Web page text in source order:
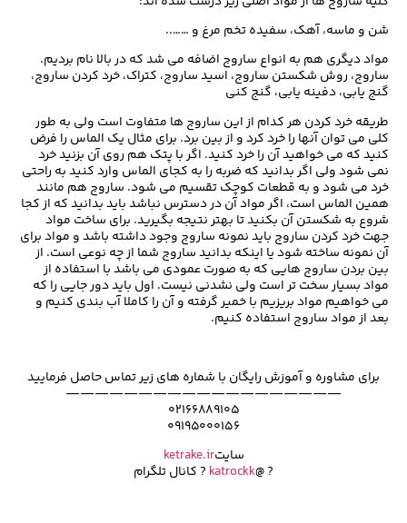
شن و ماسه، آهک، سفیده تخم مرغ و ……..
مواد دیگری هم به انواع ساروج اضافه می شد که در بالا نام بردیم.
ساروج، روش شکستن ساروج، اسید ساروج، کتراک، خرد کردن ساروج،
گنج یابی، دفینه یابی، گنج کنی
طریقه خرد کردن هر کدام از این ساروج ها متفاوت است ولی به طور
کلی می توان آنها را خرد کرد و از بین برد. برای مثال یک الماس را فرض
کنید که می خواهید آن را خرد کنید. اگر با پتک هم روی آن بزنید خرد
نمی شود ولی اگر بدانید که ضربه را به کجای الماس وارد کنید به راحتی
خرد می شود و به قطعات کوچک تقسیم می شود. ساروج هم مانند
همین الماس است، اگر مواد آن در دسترس نباشد باید بدانید که از کجا
شروع به شکستن آن بکنید تا بهتر نتیجه بگیرید. برای ساخت مواد
جهت خرد کردن ساروج باید نمونه ساروج وجود داشته باشد و مواد برای
آن نمونه ساخته شود یا اینکه بدانید ساروج شما از چه نوعی است. از
بین بردن ساروج هایی که به صورت عمودی می باشد با استفاده از
مواد بسیار سخت تر است ولی نشدنی نیست. اول باید دور جایی را که
می خواهیم مواد بریزیم با خمیر گرفته و آن را کاملا آب بندی کنیم و
بعد از مواد ساروج استفاده کنیم.
برای مشاوره و آموزش رایگان با شماره های زیر تماس حاصل فرمایید
———————————————————
۰۲۱۶۶۸۸۹۱۰۵
۰۹۱۹۵۰۰۰۱۵۶
سایتketrake.ir
? @
katrockk ? کانال تلگرام